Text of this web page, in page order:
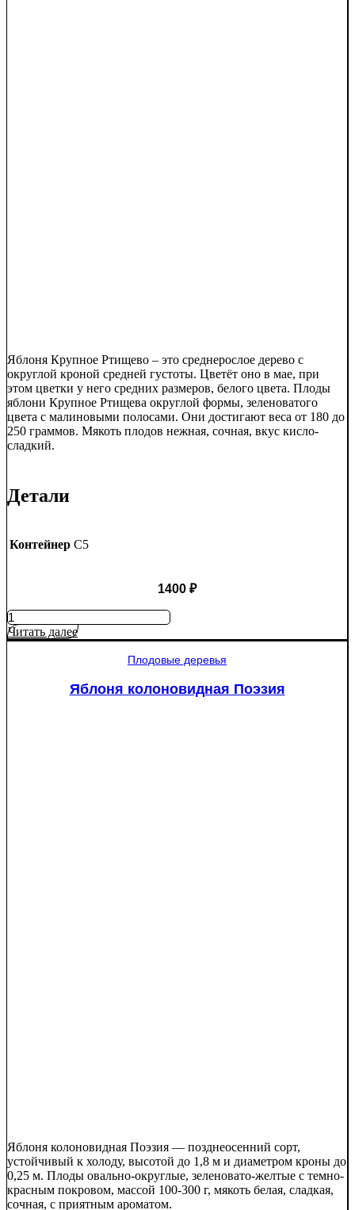
Яблоня Крупное Ртищево – это среднерослое дерево с
округлой кроной средней густоты. Цветёт оно в мае, при
этом цветки у него средних размеров, белого цвета. Плоды
яблони Крупное Ртищева округлой формы, зеленоватого
цвета с малиновыми полосами. Они достигают веса от 180 до
250 граммов. Мякоть плодов нежная, сочная, вкус кисло-
сладкий.
Детали
Контейнер C5
1400 ₽
Количество
товара
Яблоня
Читать далее
Плодовые деревья
Яблоня колоновидная Поэзия
Яблоня колоновидная Поэзия — позднеосенний сорт,
устойчивый к холоду, высотой до 1,8 м и диаметром кроны до
0,25 м. Плоды овально-округлые, зеленовато-желтые с темно-
красным покровом, массой 100-300 г, мякоть белая, сладкая,
сочная, с приятным ароматом.